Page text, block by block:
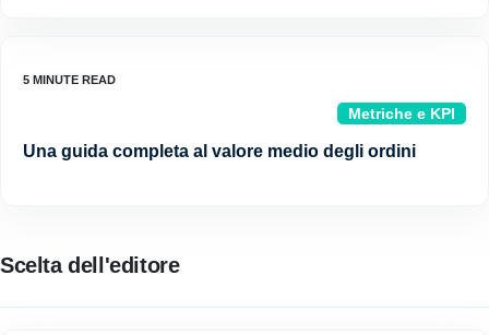
Metriche e KPI
Una guida completa al valore medio degli ordini
Scelta dell'editore